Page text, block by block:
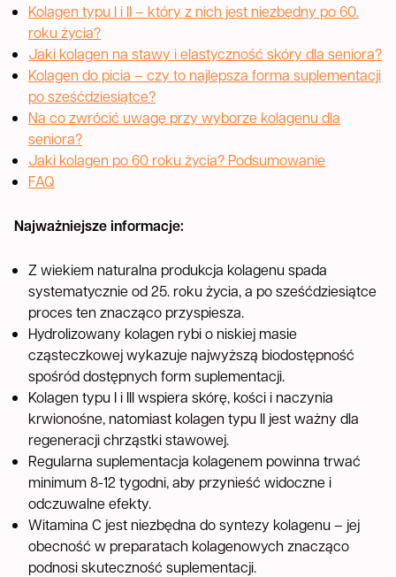
Kolagen typu I i II – który z nich jest niezbędny po 60.
roku życia?
Jaki kolagen na stawy i elastyczność skóry dla seniora?
Kolagen do picia – czy to najlepsza forma suplementacji
po sześćdziesiątce?
Na co zwrócić uwagę przy wyborze kolagenu dla
seniora?
Jaki kolagen po 60 roku życia? Podsumowanie
FAQ
Najważniejsze informacje:
Z wiekiem naturalna produkcja kolagenu spada
systematycznie od 25. roku życia, a po sześćdziesiątce
proces ten znacząco przyspiesza.
Hydrolizowany kolagen rybi o niskiej masie
cząsteczkowej wykazuje najwyższą biodostępność
spośród dostępnych form suplementacji.
Kolagen typu I i III wspiera skórę, kości i naczynia
krwionośne, natomiast kolagen typu II jest ważny dla
regeneracji chrząstki stawowej.
Regularna suplementacja kolagenem powinna trwać
minimum 8-12 tygodni, aby przynieść widoczne i
odczuwalne efekty.
Witamina C jest niezbędna do syntezy kolagenu – jej
obecność w preparatach kolagenowych znacząco
podnosi skuteczność suplementacji.